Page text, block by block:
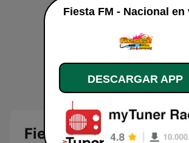
Fiesta FM - Nacional
DESCARGAR APP